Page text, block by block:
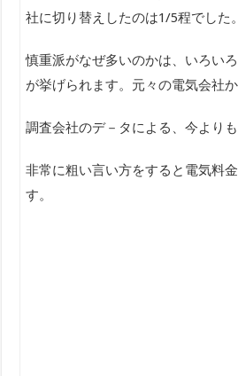
社に切り替えしたのは1/5程でした。
慎重派がなぜ多いのかは、いろい
が挙げられます。元々の電気会社
調査会社のデ－タによる、今より
非常に粗い言い方をすると電気料
す。